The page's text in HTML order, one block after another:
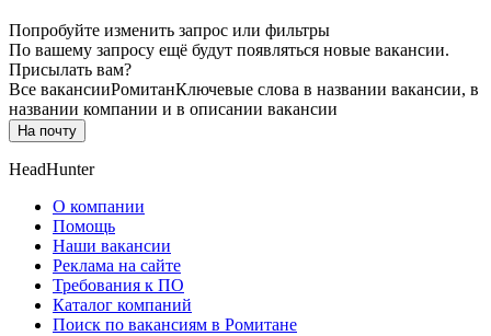
Попробуйте изменить запрос или фильтры
По вашему запросу ещё будут появляться новые вакансии.
Присылать вам?
Все вакансииРомитанКлючевые слова в названии вакансии, в
названии компании и в описании вакансии
На почту
HeadHunter
О компании
Помощь
Наши вакансии
Реклама на сайте
Требования к ПО
Каталог компаний
Поиск по вакансиям в Ромитане